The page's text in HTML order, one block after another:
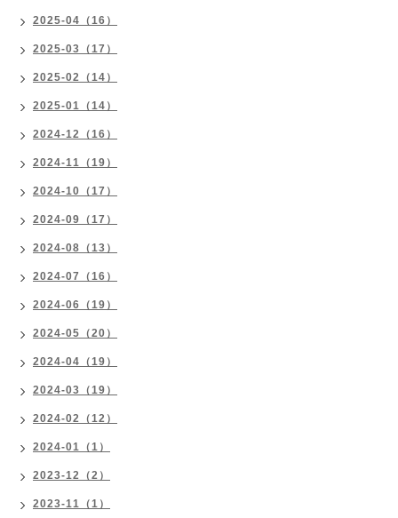
2025-04（16）
2025-03（17）
2025-02（14）
2025-01（14）
2024-12（16）
2024-11（19）
2024-10（17）
2024-09（17）
2024-08（13）
2024-07（16）
2024-06（19）
2024-05（20）
2024-04（19）
2024-03（19）
2024-02（12）
2024-01（1）
2023-12（2）
2023-11（1）